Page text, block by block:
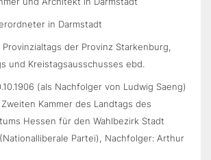
in Darmstadt
der Provinz Starkenburg,
und Kreistagsausschusses ebd.
(als Nachfolger von Ludwig Saeng)
Kammer des Landtags des
Hessen für den Wahlbezirk Stadt
Partei), Nachfolger: Arthur